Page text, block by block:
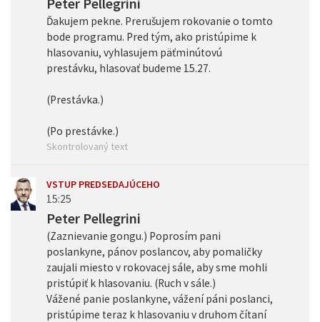
Ďakujem pekne. Prerušujem rokovanie o tomto
bode programu. Pred tým, ako pristúpime k
hlasovaniu, vyhlasujem päťminútovú
prestávku, hlasovať budeme 15.27.
(Prestávka.)
(Po prestávke.)
Skontrolovaný text
VSTUP PREDSEDAJÚCEHO
15:25
Peter Pellegrini
(Zaznievanie gongu.) Poprosím pani
poslankyne, pánov poslancov, aby pomaličky
zaujali miesto v rokovacej sále, aby sme mohli
pristúpiť k hlasovaniu. (Ruch v sále.)
Vážené panie poslankyne, vážení páni poslanci,
pristúpime teraz k hlasovaniu v druhom čítaní